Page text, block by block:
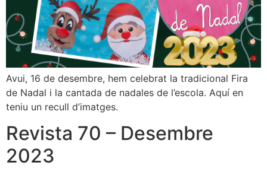
Avui, 16 de desembre, hem celebrat la tradicional Fira
de Nadal i la cantada de nadales de l’escola. Aquí en
teniu un recull d’imatges.
Revista 70 – Desembre
2023